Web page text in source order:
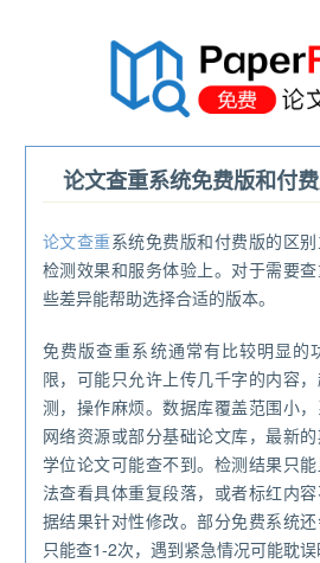
论文查重系统免费版和付
论文查重系统免费版和付费版的区别
检测效果和服务体验上。对于需要
些差异能帮助选择合适的版本。
免费版查重系统通常有比较明显的
限，可能只允许上传几千字的内容
测，操作麻烦。数据库覆盖范围小
网络资源或部分基础论文库，最新的
学位论文可能查不到。检测结果只
法查看具体重复段落，或者标红内
据结果针对性修改。部分免费系统
只能查1-2次，遇到紧急情况可能耽误